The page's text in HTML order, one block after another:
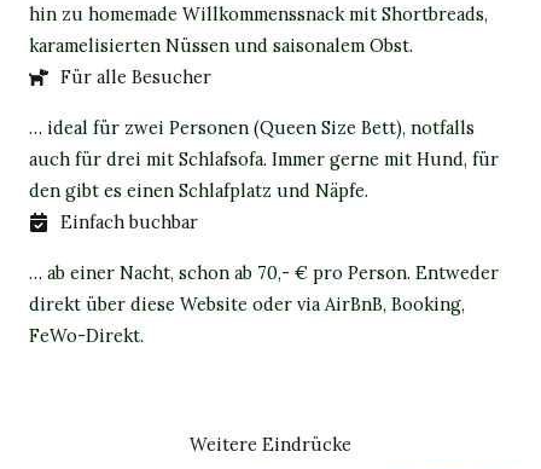
hin zu homemade Willkommenssnack mit Shortbreads,
karamelisierten Nüssen und saisonalem Obst.
Für alle Besucher
… ideal für zwei Personen (Queen Size Bett), notfalls
auch für drei mit Schlafsofa. Immer gerne mit Hund, für
den gibt es einen Schlafplatz und Näpfe.
Einfach buchbar
… ab einer Nacht, schon ab 70,- € pro Person. Entweder
direkt über diese Website oder via AirBnB, Booking,
FeWo-Direkt.
Weitere Eindrücke